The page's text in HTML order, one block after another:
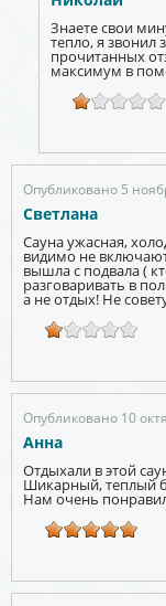
Знаете свои
тепло, я звонил
прочитанных
максимум в
Опубликовано 5
Светлана
Сауна ужасная,
видимо не
вышла с подвала (
разговаривать в
а не отдых! Не
Опубликовано 10
Анна
Отдыхали в этой
Шикарный, теплый
Нам очень